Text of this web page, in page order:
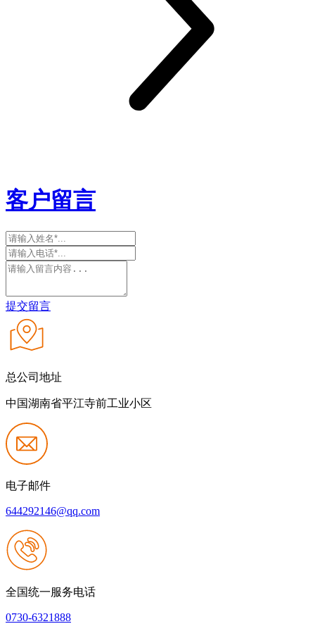
客户留言
提交留言
总公司地址
中国湖南省平江寺前工业小区
电子邮件
644292146@qq.com
全国统一服务电话
0730-6321888